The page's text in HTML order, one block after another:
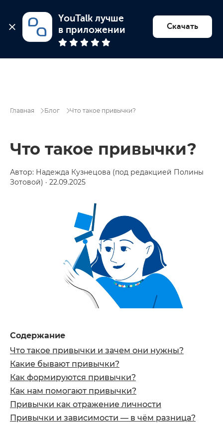
YouTalk лучше
в приложении
Скачать
Найти психолога
Главная Блог Что такое привычки?
Что такое привычки?
Автор: Надежда Кузнецова (под редакцией Полины
Зотовой) · 22.09.2025
Содержание
Что такое привычки и зачем они нужны?
Какие бывают привычки?
Как формируются привычки?
Как нам помогают привычки?
Привычки как отражение личности
Привычки и зависимости — в чём разница?